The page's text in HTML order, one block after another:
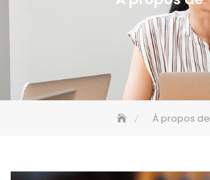
À propos de